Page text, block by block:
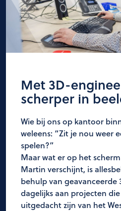
Met 3D-
scherper in
Wie bij ons op kantoor
weleens: “Zit je nou weer
spelen?”
Maar wat er op het
Martin verschijnt, is
behulp van geavanceerde
dagelijks aan projecten
uitgedacht zijn van het